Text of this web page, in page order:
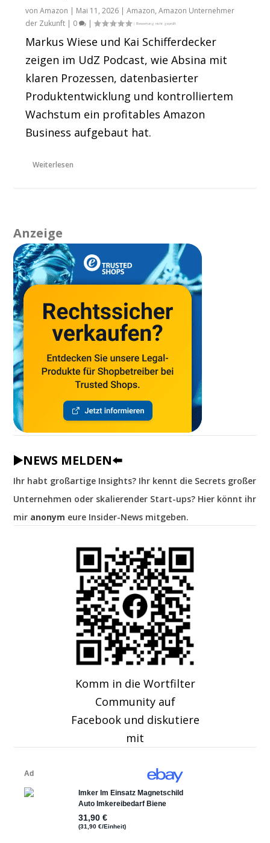
vonAmazon | Mai 11, 2026 |Amazon,Amazon Unternehmer
der Zukunft | 0 |
Markus Wiese und Kai Schifferdecker
zeigen im UdZ Podcast, wie Absina mit
klaren Prozessen, datenbasierter
Produktentwicklung und kontrolliertem
Wachstum ein profitables Amazon
Business aufgebaut hat.
Weiterlesen
Anzeige
▶️NEWS MELDEN⬅️
Ihr habt großartige Insights? Ihr kennt die Secrets großer
Unternehmen oder skalierender Start-ups? Hier könnt ihr
mir anonym eure Insider-News mitgeben.
Komm in die Wortfilter
Community auf
Facebook und diskutiere
mit